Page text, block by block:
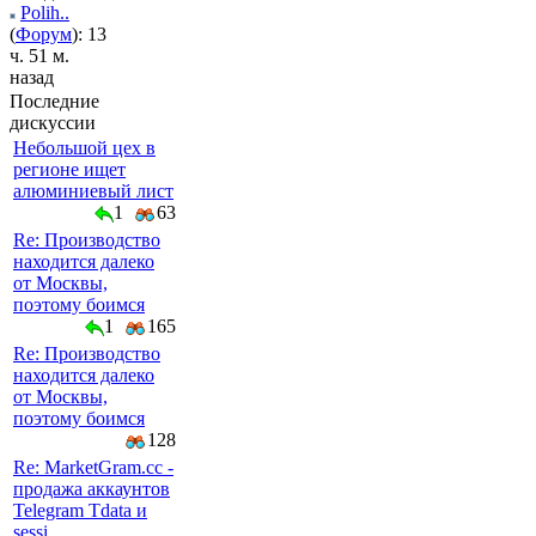
Polih..
(Форум): 13
ч. 51 м.
назад
Последние
дискуссии
Небольшой цех в
регионе ищет
алюминиевый лист
1
63
Re: Производство
находится далеко
от Москвы,
поэтому боимся
1
165
Re: Производство
находится далеко
от Москвы,
поэтому боимся
128
Re: MarketGram.cc -
продажа аккаунтов
Telegram Tdata и
sessi